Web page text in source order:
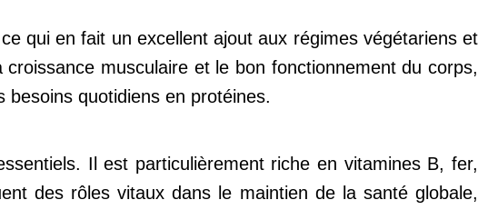
qui en fait un excellent ajout aux régimes végétariens et
musculaire et le bon fonctionnement du corps,
besoins quotidiens en protéines.
Il est particulièrement riche en vitamines B, fer,
des rôles vitaux dans le maintien de la santé globale,